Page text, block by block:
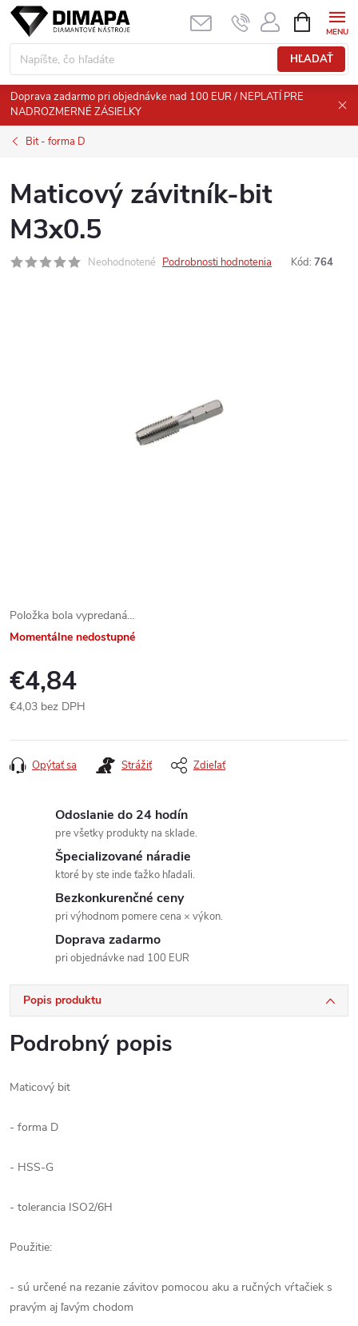
Prejsť
obsah
HĽADAŤ
KOŠÍK
Doprava zadarmo pri objednávke nad 100 EUR / NEPLATÍ PRE
NADROZMERNÉ ZÁSIELKY
Bit - forma D
Maticový závitník-bit
M3x0.5
Neohodnotené Podrobnosti hodnotenia Kód: 764
Položka bola vypredaná…
Momentálne nedostupné
€4,84
€4,03 bez DPH
cena:
Opýtať sa Strážiť Zdieľať
Odoslanie do 24 hodín
pre všetky produkty na sklade.
Špecializované náradie
ktoré by ste inde ťažko hľadali.
Bezkonkurenčné ceny
pri výhodnom pomere cena × výkon.
Doprava zadarmo
pri objednávke nad 100 EUR
Popis produktu
Podrobný popis
Maticový bit
- forma D
- HSS-G
- tolerancia ISO2/6H
Použitie:
- sú určené na rezanie závitov pomocou aku a ručných vŕtačiek s
pravým aj ľavým chodom